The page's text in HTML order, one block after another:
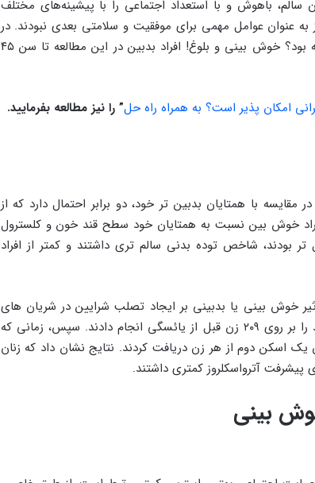
سالم، باهوش و با استعداد اجتماعی را با پیشینه‌های مختلف
به عنوان عوامل مهمی برای موفقیت و سلامتی بعدی نبودند. در
این صورت عوامل اصلی موفقیت و سلامتی چه بود؟ خوش بینی و بلوغ! افراد بدبین در این مطالعه تا سن ۴۵
امکان پذیر است؟ به همراه راه حل” را نیز مطالعه بفرمایید.
مقایسه با همتایان بدبین تر خود، دو برابر احتمال دارد که از
خوش بین نسبت به همتایان خود سطح قند خون و کلسترول
بودند، شاخص توده بدنی سالم تری داشتند و کمتر از افراد
خوش بینی یا بدبینی بر ایجاد تصلب شرایین در شریان های
کاروتید زنان میانسال بودند. آنها اسکن کاروتید را بر روی ۲۰۹ زن قبل از یائسگی انجام دادند. سپس، زمانی که
یک اسکن دوم از هر زن دریافت کردند. نتایج نشان داد که زنان
آترواسکلروز کمتری داشتند.
بینی